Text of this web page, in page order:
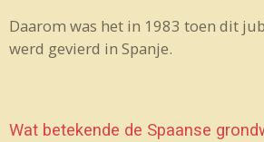
Daarom was het in 1983 toen dit
werd gevierd in Spanje.
Wat betekende de Spaanse